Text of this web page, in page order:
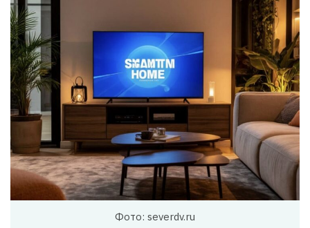
Фото: severdv.ru